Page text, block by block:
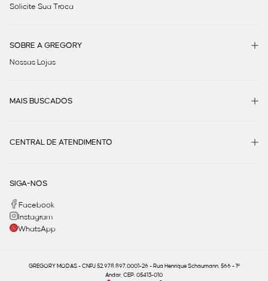
Solicite Sua Troca
SOBRE A GREGORY
Nossas Lojas
MAIS BUSCADOS
CENTRAL DE ATENDIMENTO
SIGA-NOS
Facebook
Instagram
WhatsApp
GREGORY MODAS - CNPJ 52.978.897.0001-26 - Rua Henrique Schaumann, 566 - 1º
Andar, CEP: 05413-010